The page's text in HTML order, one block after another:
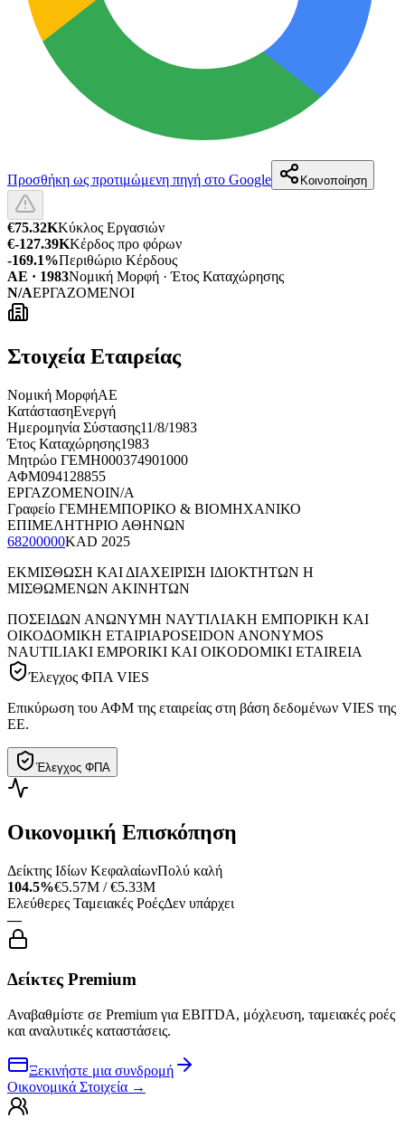
Προσθήκη ως προτιμώμενη πηγή στο Google Κοινοποίηση
€75.32KΚύκλος Εργασιών
€-127.39KΚέρδος προ φόρων
-169.1%Περιθώριο Κέρδους
ΑΕ · 1983Νομική Μορφή · Έτος Καταχώρησης
N/AΕΡΓΑΖΟΜΕΝΟΙ
Στοιχεία Εταιρείας
Νομική ΜορφήΑΕ
ΚατάστασηΕνεργή
Ημερομηνία Σύστασης11/8/1983
Έτος Καταχώρησης1983
Μητρώο ΓΕΜΗ000374901000
ΑΦΜ094128855
ΕΡΓΑΖΟΜΕΝΟΙN/A
Γραφείο ΓΕΜΗΕΜΠΟΡΙΚΟ & ΒΙΟΜΗΧΑΝΙΚΟ
ΕΠΙΜΕΛΗΤΗΡΙΟ ΑΘΗΝΩΝ
68200000KAD 2025
ΕΚΜΙΣΘΩΣΗ ΚΑΙ ΔΙΑΧΕΙΡΙΣΗ ΙΔΙΟΚΤΗΤΩΝ Η
ΜΙΣΘΩΜΕΝΩΝ ΑΚΙΝΗΤΩΝ
ΠΟΣΕΙΔΩΝ ΑΝΩΝΥΜΗ ΝΑΥΤΙΛΙΑΚΗ ΕΜΠΟΡΙΚΗ ΚΑΙ
ΟΙΚΟΔΟΜΙΚΗ ΕΤΑΙΡΙΑPOSEIDON ANONYMOS
NAUTILIAKI EMPORIKI KAI OIKODOMIKI ETAIREIA
Έλεγχος ΦΠΑ VIES
Επικύρωση του ΑΦΜ της εταιρείας στη βάση δεδομένων VIES της
ΕΕ.
Έλεγχος ΦΠΑ
Οικονομική Επισκόπηση
Δείκτης Ιδίων ΚεφαλαίωνΠολύ καλή
104.5%€5.57M / €5.33M
Ελεύθερες Ταμειακές ΡοέςΔεν υπάρχει
—
Δείκτες Premium
Αναβαθμίστε σε Premium για EBITDA, μόχλευση, ταμειακές ροές
και αναλυτικές καταστάσεις.
Ξεκινήστε μια συνδρομή
Οικονομικά Στοιχεία →